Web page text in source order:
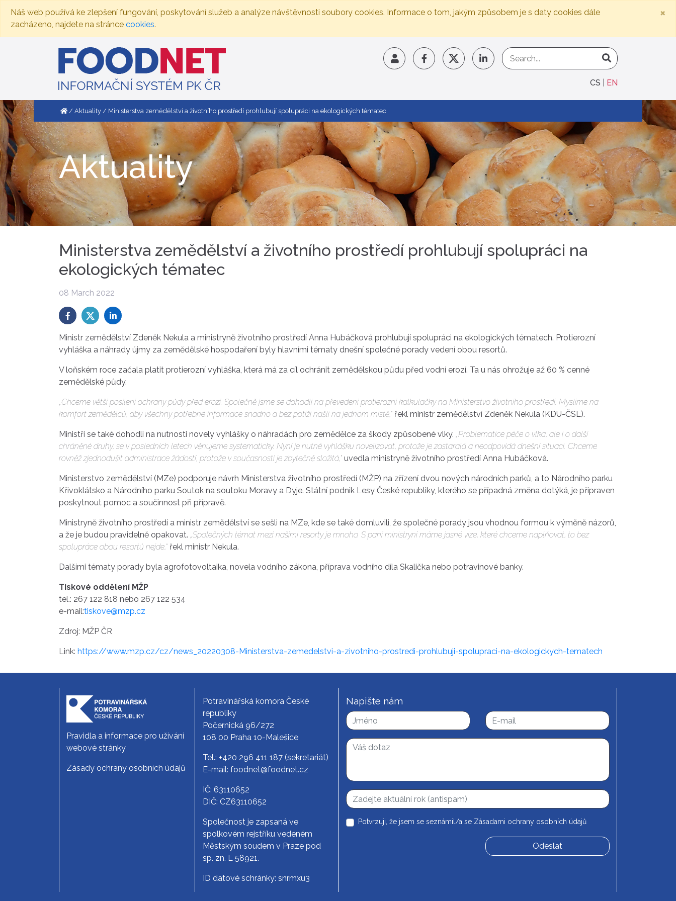
Náš web používá ke zlepšení fungování, poskytování služeb a analýze návštěvnosti soubory cookies. Informace o tom, jakým způsobem je s daty cookies dále
zacházeno, najdete na stránce cookies.
×
CS EN
Aktuality Ministerstva zemědělství a životního prostředí prohlubují spolupráci na ekologických tématec
Aktuality
Ministerstva zemědělství a životního prostředí prohlubují spolupráci na
ekologických tématec
08 March 2022
Ministr zemědělství Zdeněk Nekula a ministryně životního prostředí Anna Hubáčková prohlubují spolupráci na ekologických tématech. Protierozní
vyhláška a náhrady újmy za zemědělské hospodaření byly hlavními tématy dnešní společné porady vedení obou resortů.
V loňském roce začala platit protierozní vyhláška, která má za cíl ochránit zemědělskou půdu před vodní erozí. Ta u nás ohrožuje až 60 % cenné
zemědělské půdy.
„Chceme větší posílení ochrany půdy před erozí. Společně jsme se dohodli na převedení protierozní kalkulačky na Ministerstvo životního prostředí. Myslíme na
komfort zemědělců, aby všechny potřebné informace snadno a bez potíží našli na jednom místě,“ řekl ministr zemědělství Zdeněk Nekula (KDU-ČSL).
Ministři se také dohodli na nutnosti novely vyhlášky o náhradách pro zemědělce za škody způsobené vlky. „Problematice péče o vlka, ale i o další
chráněné druhy, se v posledních letech věnujeme systematicky. Nyní je nutné vyhlášku novelizovat, protože je zastaralá a neodpovídá dnešní situaci. Chceme
rovněž zjednodušit administrace žádostí, protože v současnosti je zbytečně složitá,“ uvedla ministryně životního prostředí Anna Hubáčková.
Ministerstvo zemědělství (MZe) podporuje návrh Ministerstva životního prostředí (MŽP) na zřízení dvou nových národních parků, a to Národního parku
Křivoklátsko a Národního parku Soutok na soutoku Moravy a Dyje. Státní podnik Lesy České republiky, kterého se případná změna dotýká, je připraven
poskytnout pomoc a součinnost při přípravě.
Ministryně životního prostředí a ministr zemědělství se sešli na MZe, kde se také domluvili, že společné porady jsou vhodnou formou k výměně názorů,
a že je budou pravidelně opakovat. „Společných témat mezi našimi resorty je mnoho. S paní ministryní máme jasné vize, které chceme naplňovat, to bez
spolupráce obou resortů nejde,“ řekl ministr Nekula.
Dalšími tématy porady byla agrofotovoltaika, novela vodního zákona, příprava vodního díla Skalička nebo potravinové banky.
Tiskové oddělení MŽP
tel.: 267 122 818 nebo 267 122 534
e-mail:tiskove@mzp.cz
Zdroj: MŽP ČR
Link: https://www.mzp.cz/cz/news_20220308-Ministerstva-zemedelstvi-a-zivotniho-prostredi-prohlubuji-spolupraci-na-ekologickych-tematech
Pravidla a informace pro užívání
webové stránky
Zásady ochrany osobních údajů
Potravinářská komora České
republiky
Počernická 96/272
108 00 Praha 10-Malešice
Tel.: +420 296 411 187 (sekretariát)
E-mail: foodnet@foodnet.cz
IČ: 63110652
DIČ: CZ63110652
Společnost je zapsaná ve
spolkovém rejstříku vedeném
Městským soudem v Praze pod
sp. zn. L 58921.
ID datové schránky: snrmxu3
Napište nám
Potvrzuji, že jsem se seznámil/a se Zásadami ochrany osobních údajů
Odeslat